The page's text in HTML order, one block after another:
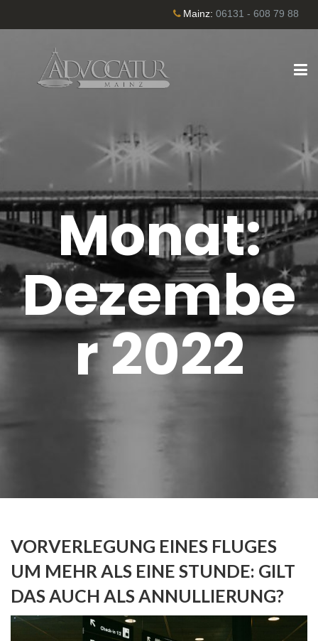
Mainz: 06131 - 608 79 88
Monat:
Dezembe
r 2022
VORVERLEGUNG EINES FLUGES
UM MEHR ALS EINE STUNDE: GILT
DAS AUCH ALS ANNULLIERUNG?